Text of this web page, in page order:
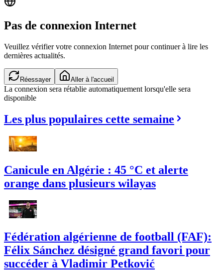
Pas de connexion Internet
Veuillez vérifier votre connexion Internet pour continuer à lire les
dernières actualités.
Réessayer Aller à l'accueil
La connexion sera rétablie automatiquement lorsqu'elle sera
disponible
Les plus populaires cette semaine
Canicule en Algérie : 45 °C et alerte
orange dans plusieurs wilayas
Fédération algérienne de football (FAF):
Félix Sánchez désigné grand favori pour
succéder à Vladimir Petković